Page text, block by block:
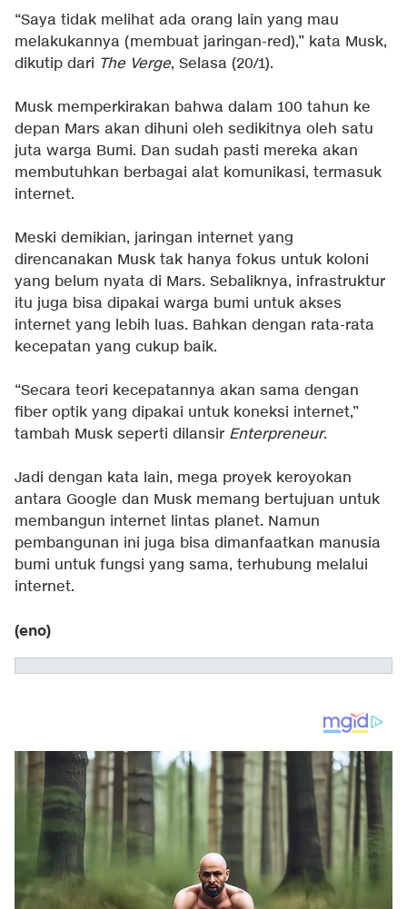
“Saya tidak melihat ada orang lain yang mau
melakukannya (membuat jaringan-red),” kata Musk,
dikutip dari The Verge, Selasa (20/1).
Musk memperkirakan bahwa dalam 100 tahun ke
depan Mars akan dihuni oleh sedikitnya oleh satu
juta warga Bumi. Dan sudah pasti mereka akan
membutuhkan berbagai alat komunikasi, termasuk
internet.
Meski demikian, jaringan internet yang
direncanakan Musk tak hanya fokus untuk koloni
yang belum nyata di Mars. Sebaliknya, infrastruktur
itu juga bisa dipakai warga bumi untuk akses
internet yang lebih luas. Bahkan dengan rata-rata
kecepatan yang cukup baik.
“Secara teori kecepatannya akan sama dengan
fiber optik yang dipakai untuk koneksi internet,”
tambah Musk seperti dilansir Enterpreneur.
Jadi dengan kata lain, mega proyek keroyokan
antara Google dan Musk memang bertujuan untuk
membangun internet lintas planet. Namun
pembangunan ini juga bisa dimanfaatkan manusia
bumi untuk fungsi yang sama, terhubung melalui
internet.
(eno)